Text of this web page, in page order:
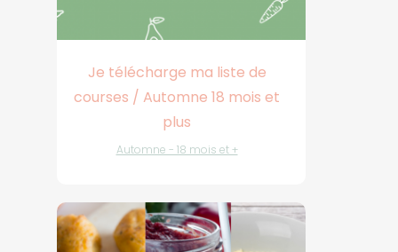
Je télécharge ma liste de
courses / Automne 18 mois et
plus
Automne - 18 mois et +